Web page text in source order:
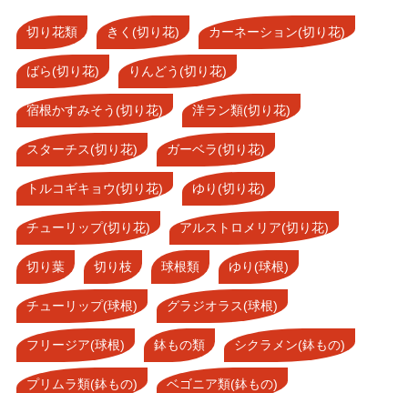
切り花類 きく(切り花) カーネーション(切り花)
ばら(切り花) りんどう(切り花)
宿根かすみそう(切り花) 洋ラン類(切り花)
スターチス(切り花) ガーベラ(切り花)
トルコギキョウ(切り花) ゆり(切り花)
チューリップ(切り花) アルストロメリア(切り花)
切り葉 切り枝 球根類 ゆり(球根)
チューリップ(球根) グラジオラス(球根)
フリージア(球根) 鉢もの類 シクラメン(鉢もの)
プリムラ類(鉢もの) ベゴニア類(鉢もの)